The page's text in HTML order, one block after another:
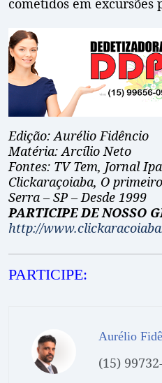
cometidos em excursões
Edição: Aurélio Fidêncio
Matéria: Arcílio Neto
Fontes: TV Tem, Jornal
Clickaraçoiaba, O
Serra – SP – Desde 1999
PARTICIPE DE NOSSO
http://
PARTICIPE:
Aurélio
(15)